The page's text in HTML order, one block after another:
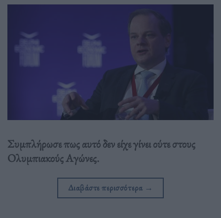
Συμπλήρωσε πως αυτό δεν είχε γίνει ούτε στους
Ολυμπιακούς Αγώνες.
Διαβάστε περισσότερα →